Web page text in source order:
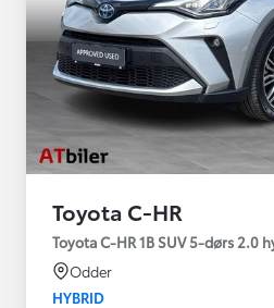
Toyota C-HR
Toyota C-HR 1B SUV 5-dørs 2.0
Odder
HYBRID